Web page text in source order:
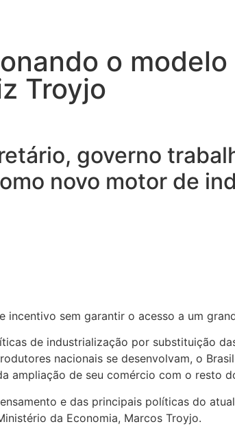
o
Troyjo
governo
novo motor de
incentivo sem garantir o acesso a um
de industrialização por substituição
nacionais se desenvolvam, o
ampliação de seu comércio com o resto
e das principais políticas do
da Economia, Marcos Troyjo.